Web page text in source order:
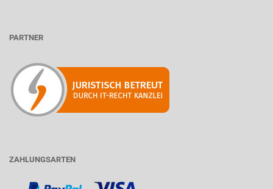
PARTNER
ZAHLUNGSARTEN